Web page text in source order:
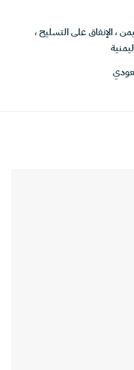
،الإنفاق على التسليح،